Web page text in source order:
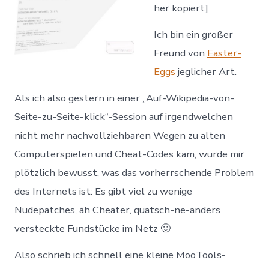
her kopiert]
Ich bin ein großer
Freund von Easter-
Eggs jeglicher Art.
Als ich also gestern in einer „Auf-Wikipedia-von-
Seite-zu-Seite-klick“-Session auf irgendwelchen
nicht mehr nachvollziehbaren Wegen zu alten
Computerspielen und Cheat-Codes kam, wurde mir
plötzlich bewusst, was das vorherrschende Problem
des Internets ist: Es gibt viel zu wenige
Nudepatches, ähCheater, quatsch-ne-anders
versteckte Fundstücke im Netz 🙂
Also schrieb ich schnell eine kleine MooTools-